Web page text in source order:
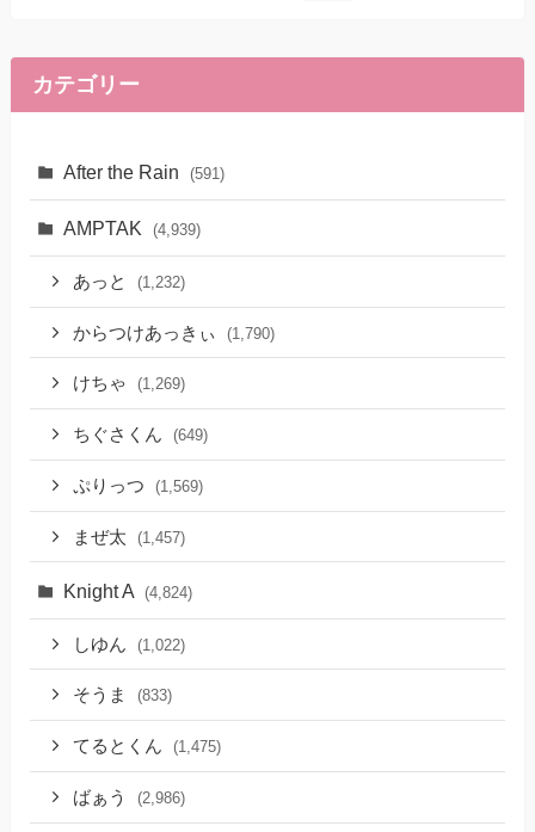
カテゴリー
After the Rain (591)
AMPTAK (4,939)
あっと (1,232)
からつけあっきぃ (1,790)
けちゃ (1,269)
ちぐさくん (649)
ぷりっつ (1,569)
まぜ太 (1,457)
Knight A (4,824)
しゆん (1,022)
そうま (833)
てるとくん (1,475)
ばぁう (2,986)